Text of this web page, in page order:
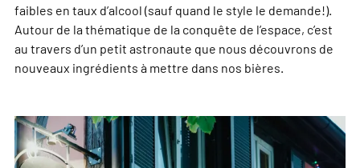
faibles en taux d’alcool (sauf quand le style le demande!).
Autour de la thématique de la conquête de l’espace, c’est
au travers d’un petit astronaute que nous découvrons de
nouveaux ingrédients à mettre dans nos bières.